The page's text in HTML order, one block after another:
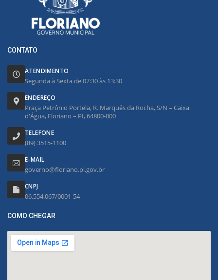
CONTATO
ATENDIMENTO
Segunda à Sexta de 07:30 às 13:30
ENDEREÇO
Praça Petrônio Portela, R. Marquês da Rocha, S/N – Caixa
d'Água, Floriano – PI, 64800-000
TELEFONE
(89) 3515-1100
E-MAIL
governo@floriano.pi.gov.br
CNPJ
06.554.067/0001-54
COMO CHEGAR